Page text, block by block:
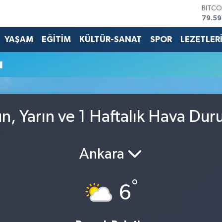
YAŞAM EĞİTİM KÜLTÜR-SANAT SPOR
Yarın ve 1 Haftalık Hava
Ankara
6°